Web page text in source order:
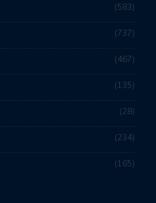
583
737
467
135
28
234
165